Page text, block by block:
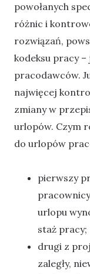
powołanych
różnic i
rozwiązań,
kodeksu pracy
pracodawców.
najwięcej
zmiany w
urlopów. Czym
do urlopów
pierwszy
urlopu
staż pracy;
drugi z
zaległy,